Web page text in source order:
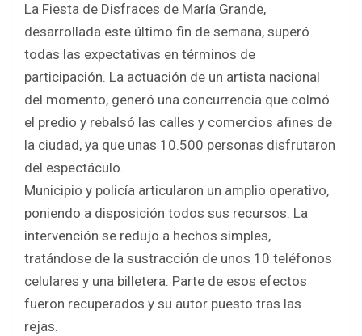
ce
b
o
o
k
tt
er
at
s
A
p
p
ar
e
La Fiesta de Disfraces de María Grande,
desarrollada este último fin de semana, superó
todas las expectativas en términos de
participación. La actuación de un artista nacional
del momento, generó una concurrencia que colmó
el predio y rebalsó las calles y comercios afines de
la ciudad, ya que unas 10.500 personas disfrutaron
del espectáculo.
Municipio y policía articularon un amplio operativo,
poniendo a disposición todos sus recursos. La
intervención se redujo a hechos simples,
tratándose de la sustracción de unos 10 teléfonos
celulares y una billetera. Parte de esos efectos
fueron recuperados y su autor puesto tras las
rejas.